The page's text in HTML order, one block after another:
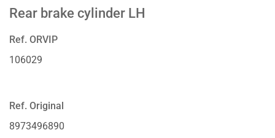
Rear brake cylinder LH
Ref. ORVIP
106029
Ref. Original
8973496890